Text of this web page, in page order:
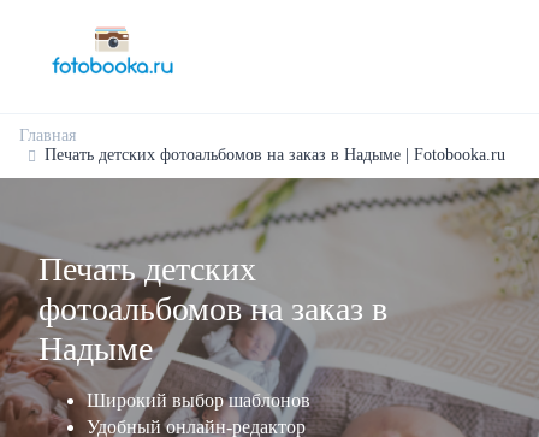
Главная
Печать детских фотоальбомов на заказ в Надыме | Fotobooka.ru
Печать детских
фотоальбомов на заказ в
Надыме
Широкий выбор шаблонов
Удобный онлайн-редактор